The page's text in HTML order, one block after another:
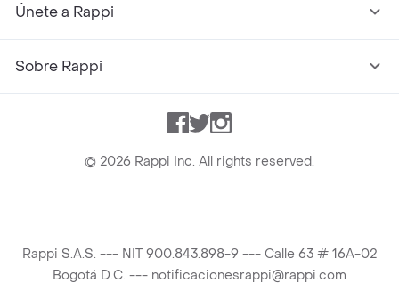
Únete a Rappi
Sobre Rappi
Facebook
TwitterInstagram
© 2026 Rappi Inc. All rights reserved.
Rappi S.A.S. --- NIT 900.843.898-9 --- Calle 63 # 16A-02
Bogotá D.C. --- notificacionesrappi@rappi.com